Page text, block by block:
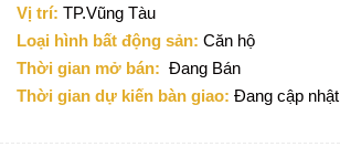
Vị trí: TP.Vũng Tàu
Loại hình bất động sản: Căn hộ
Thời gian mở bán: Đang Bán
Thời gian dự kiến bàn giao: Đang cập nhật